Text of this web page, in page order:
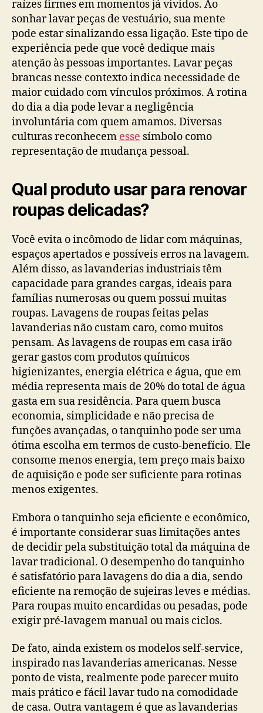
raízes firmes em momentos já vividos. Ao
sonhar lavar peças de vestuário, sua mente
pode estar sinalizando essa ligação. Este tipo de
experiência pede que você dedique mais
atenção às pessoas importantes. Lavar peças
brancas nesse contexto indica necessidade de
maior cuidado com vínculos próximos. A rotina
do dia a dia pode levar a negligência
involuntária com quem amamos. Diversas
culturas reconhecem esse símbolo como
representação de mudança pessoal.
Qual produto usar para renovar
roupas delicadas?
Você evita o incômodo de lidar com máquinas,
espaços apertados e possíveis erros na lavagem.
Além disso, as lavanderias industriais têm
capacidade para grandes cargas, ideais para
famílias numerosas ou quem possui muitas
roupas. Lavagens de roupas feitas pelas
lavanderias não custam caro, como muitos
pensam. As lavagens de roupas em casa irão
gerar gastos com produtos químicos
higienizantes, energia elétrica e água, que em
média representa mais de 20% do total de água
gasta em sua residência. Para quem busca
economia, simplicidade e não precisa de
funções avançadas, o tanquinho pode ser uma
ótima escolha em termos de custo-benefício. Ele
consome menos energia, tem preço mais baixo
de aquisição e pode ser suficiente para rotinas
menos exigentes.
Embora o tanquinho seja eficiente e econômico,
é importante considerar suas limitações antes
de decidir pela substituição total da máquina de
lavar tradicional. O desempenho do tanquinho
é satisfatório para lavagens do dia a dia, sendo
eficiente na remoção de sujeiras leves e médias.
Para roupas muito encardidas ou pesadas, pode
exigir pré-lavagem manual ou mais ciclos.
De fato, ainda existem os modelos self-service,
inspirado nas lavanderias americanas. Nesse
ponto de vista, realmente pode parecer muito
mais prático e fácil lavar tudo na comodidade
de casa. Outra vantagem é que as lavanderias